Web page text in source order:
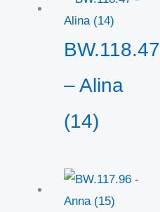
BW.118.47
– Alina
(14)